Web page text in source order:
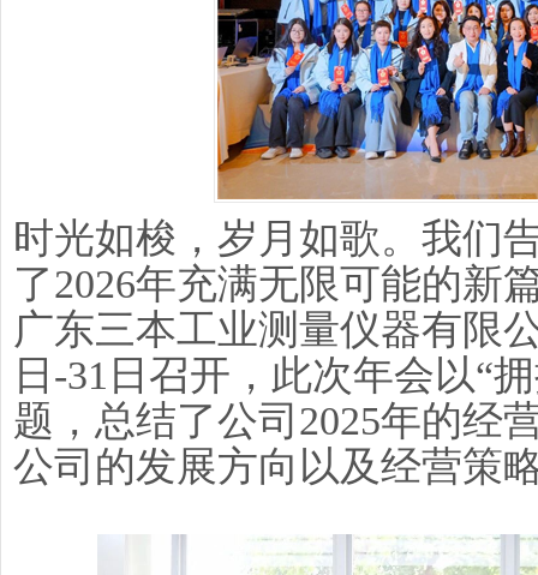
时光如梭，岁月如歌。我们
了2026年充满无限可能的新
广东三本工业测量仪器有限
日-31日召开，此次年会以“
题，总结了公司2025年的经
公司的发展方向以及经营策